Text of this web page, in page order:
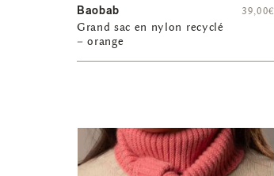
Baobab
Grand sac en nylon recyclé
– orange
39,00€